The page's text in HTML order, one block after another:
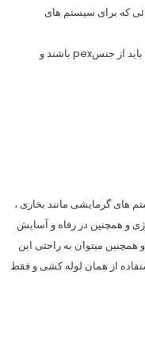
هائی که برای سیستم های
pex
باشند و
های گرمایشی مانند بخاری ،
و همچنین در رفاه و آسایش
میتوان به راحتی این
از همان لوله کشی و فقط